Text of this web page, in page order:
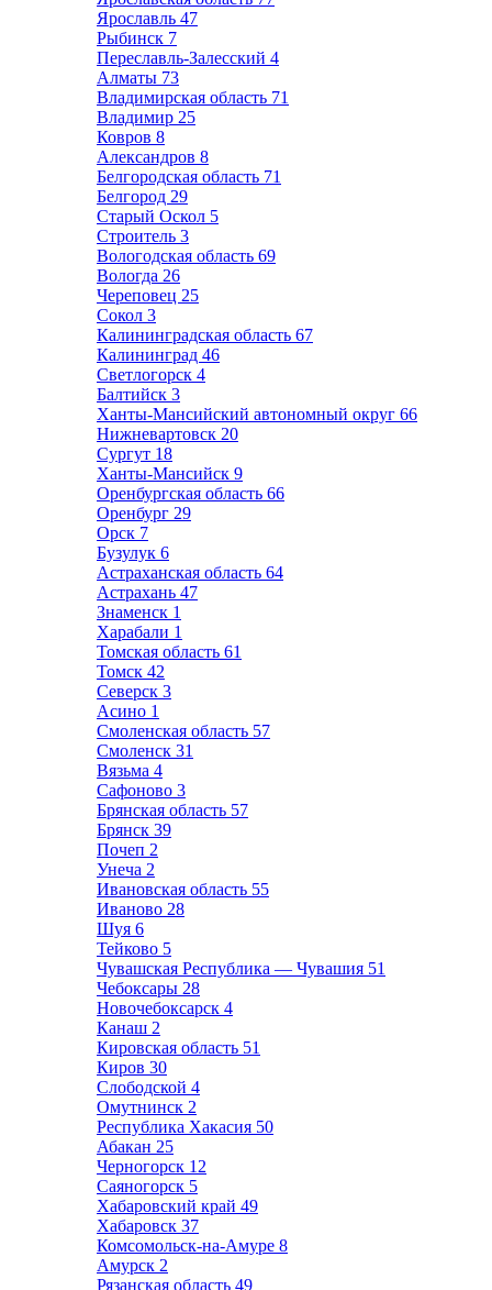
Ярославль 47
Рыбинск 7
Переславль-Залесский 4
Алматы 73
Владимирская область 71
Владимир 25
Ковров 8
Александров 8
Белгородская область 71
Белгород 29
Старый Оскол 5
Строитель 3
Вологодская область 69
Вологда 26
Череповец 25
Сокол 3
Калининградская область 67
Калининград 46
Светлогорск 4
Балтийск 3
Ханты-Мансийский автономный округ 66
Нижневартовск 20
Сургут 18
Ханты-Мансийск 9
Оренбургская область 66
Оренбург 29
Орск 7
Бузулук 6
Астраханская область 64
Астрахань 47
Знаменск 1
Харабали 1
Томская область 61
Томск 42
Северск 3
Асино 1
Смоленская область 57
Смоленск 31
Вязьма 4
Сафоново 3
Брянская область 57
Брянск 39
Почеп 2
Унеча 2
Ивановская область 55
Иваново 28
Шуя 6
Тейково 5
Чувашская Республика — Чувашия 51
Чебоксары 28
Новочебоксарск 4
Канаш 2
Кировская область 51
Киров 30
Слободской 4
Омутнинск 2
Республика Хакасия 50
Абакан 25
Черногорск 12
Саяногорск 5
Хабаровский край 49
Хабаровск 37
Комсомольск-на-Амуре 8
Амурск 2
Рязанская область 49